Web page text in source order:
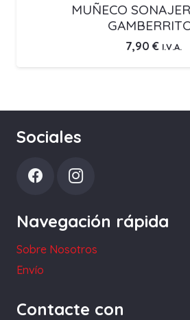
MUÑECO
7,90 € I.V.A.
Sociales
Navegación rápida
Sobre Nosotros
Envío
Contacte con